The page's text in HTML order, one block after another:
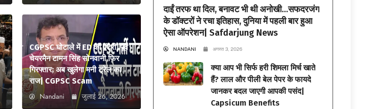
CGPSC घोटाले में ED की एंट्री, पूर्व
चेयरमैन टामन सिंह सोनवानी फिर
गिरफ्तार; अब खुलेगा मनी ट्रेल का
राज| CGPSC Scam
Nandani जुलाई 26, 2026
दाईं तरफ था दिल, बनावट भी थी अनोखी…सफदरजंग
के डॉक्टरों ने रचा इतिहास, दुनिया में पहली बार हुआ
ऐसा ऑपरेशन| Safdarjung News
NANDANI अगस्त 3, 2026
क्या आप भी सिर्फ हरी शिमला मिर्च खाते
हैं? लाल और पीली बेल पेपर के फायदे
जानकर बदल जाएगी आपकी पसंद|
Capsicum Benefits